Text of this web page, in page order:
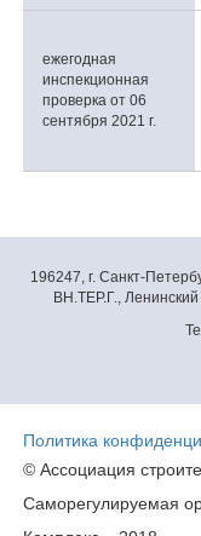
ежегодная
инспекционная
проверка от 06
сентября 2021 г.
196247, г. Санкт-
ВН.ТЕР.Г.,
Политика
© Ассоциация
Саморегулируемая